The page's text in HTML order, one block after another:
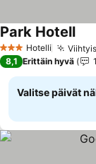
3 Tähtiluokitus
Hotelli
Park Hotell
8,1 Erittäin hyvä
Valitse päivät